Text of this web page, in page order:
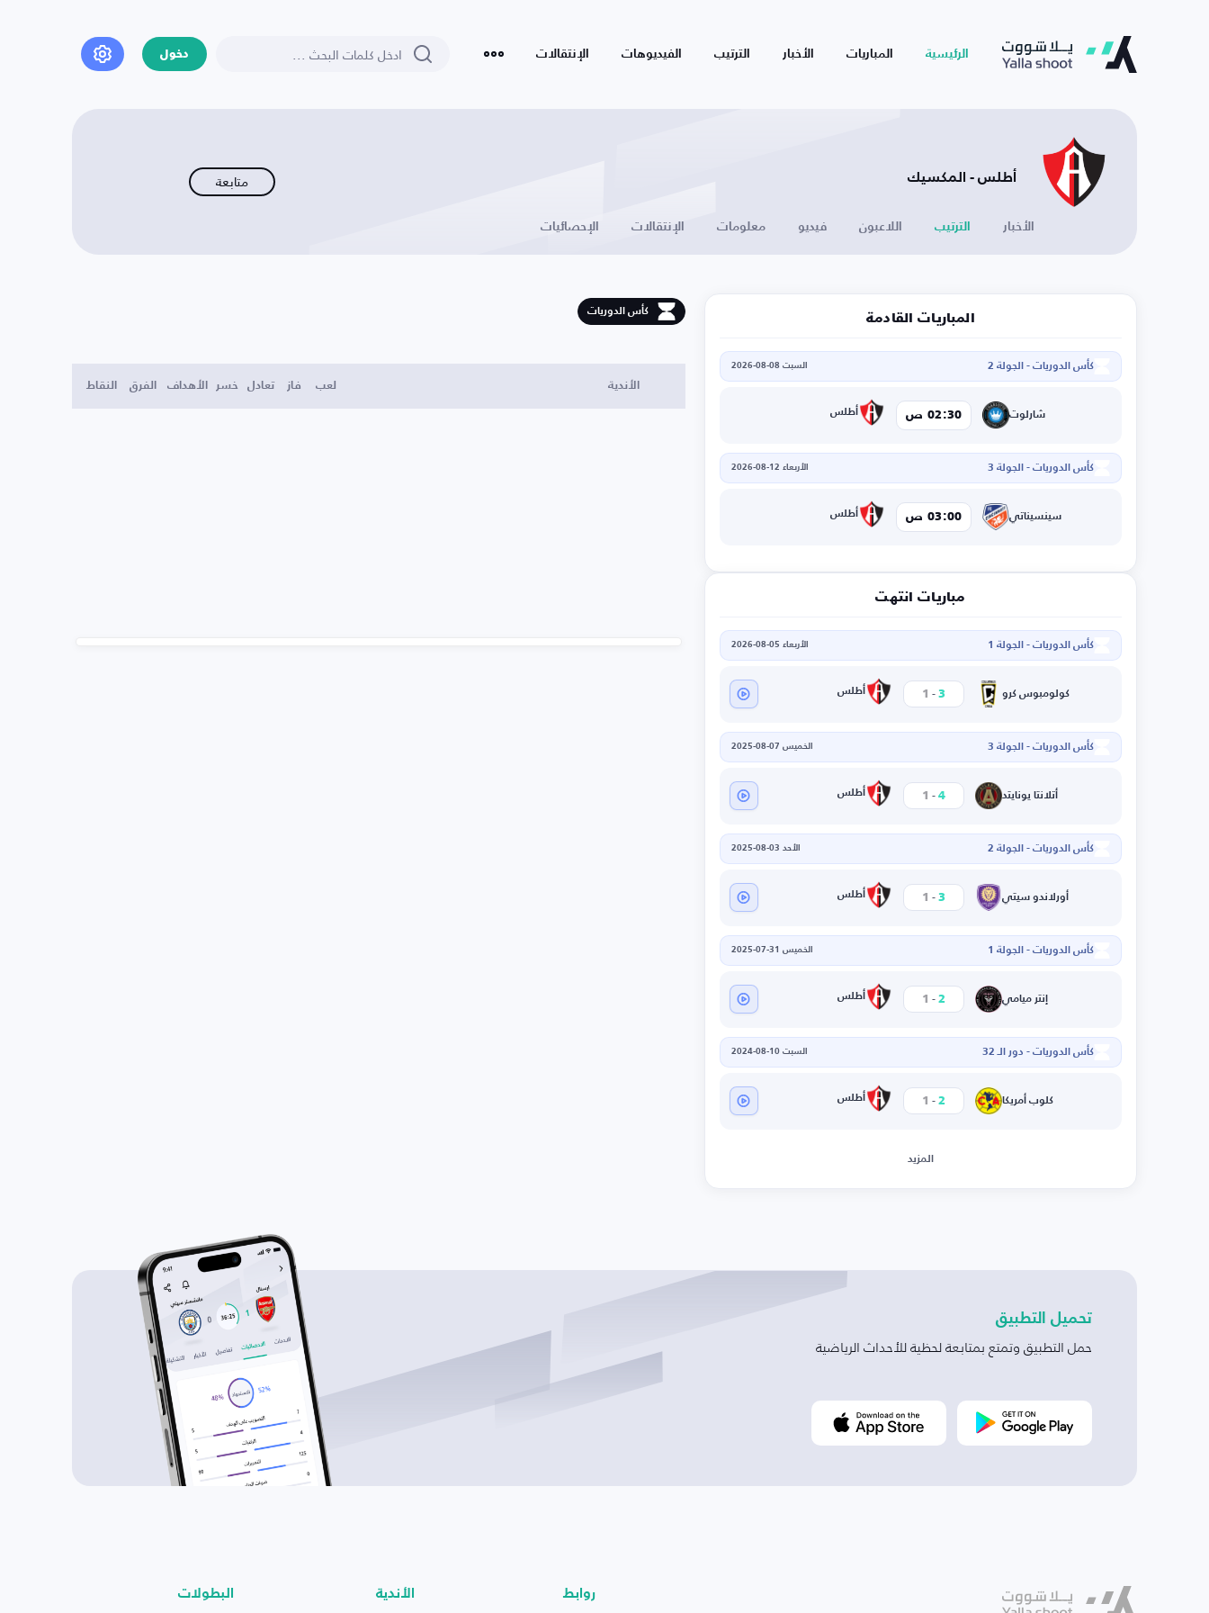
الرئيسية المباريات الأخبار الترتيب الفيديوهات الإنتقالات دخول
أطلس - المكسيك متابعة
الأخبار الترتيب اللاعبون فيديو معلومات الإنتقالات الإحصائيات
المباريات القادمة
كأس الدوريات - الجولة 2 السبت 08-08-2026
شارلوت 02:30 ص أطلس
كأس الدوريات - الجولة 3 الأربعاء 12-08-2026
سينسيناتي 03:00 ص أطلس
مباريات انتهت
كأس الدوريات - الجولة 1 الأربعاء 05-08-2026
كولومبوس كرو 3
-
1 أطلس
كأس الدوريات - الجولة 3 الخميس 07-08-2025
أتلانتا يونايتد 4
-
1 أطلس
كأس الدوريات - الجولة 2 الأحد 03-08-2025
أورلاندو سيتي 3
-
1 أطلس
كأس الدوريات - الجولة 1 الخميس 31-07-2025
إنتر ميامي 2
-
1 أطلس
كأس الدوريات - دور الـ 32 السبت 10-08-2024
كلوب أمريكا 2
-
1 أطلس
المزيد
كأس الدوريات
الأندية لعب فاز تعادل خسر الأهداف الفرق النقاط
تحميل التطبيق
حمل التطبيق وتمتع بمتابعة لحظية للأحداث الرياضية
روابط الأندية البطولات